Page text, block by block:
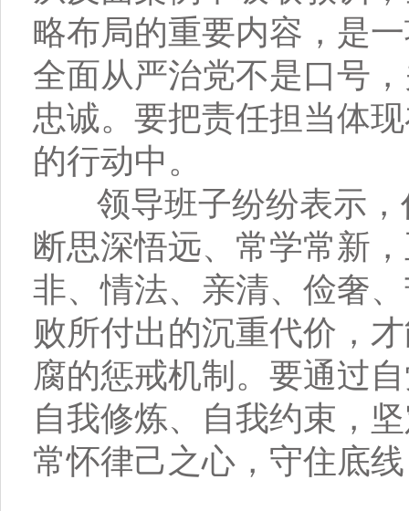
略布局的重要内容，是
全面从严治党不是口号
忠诚。要把责任担当体
的行动中。
领导班子纷纷表示，
断思深悟远、常学常新
非、情法、亲清、俭奢
败所付出的沉重代价，
腐的惩戒机制。要通过
自我修炼、自我约束，
常怀律己之心，守住底